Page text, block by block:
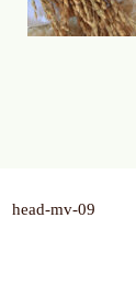
head-mv-09